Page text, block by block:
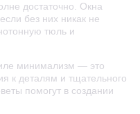
достаточно. Окна
без них никак не
тюль и
минимализм — это
к деталям и тщательного
помогут в создании